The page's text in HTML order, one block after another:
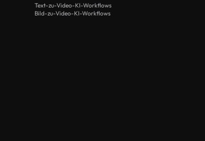
Text-zu-Video-KI-Workflows
Bild-zu-Video-KI-Workflows